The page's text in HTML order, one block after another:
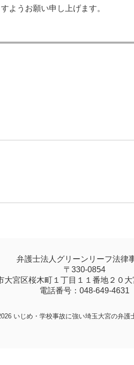
ようお願い申し上げます。
弁護士法人グリーンリーフ法律
〒330-0854
大宮区桜木町１丁目１１番地２０
電話番号：048-649-4631
いじめ・学校事故に強い埼玉大宮の弁護